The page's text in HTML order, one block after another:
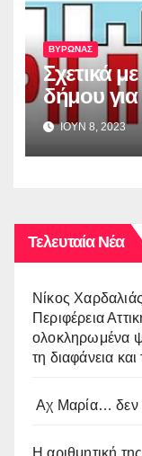
ΒΥΡΩΝΑΣ
Σχετικά
δήμου για
έλεγχο
ΙΟΥΝ 8, 2023
Τελευταία Νέα
Νίκος
Περιφέρεια
ολοκληρωμένα
τη διαφάνεια
Αχ Μαρία… δεν
Η αριθμητική